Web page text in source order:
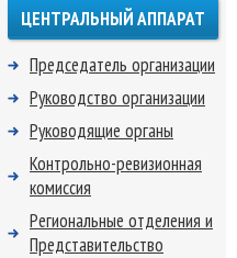
ЦЕНТРАЛЬНЫЙ АППАРАТ
Председатель организации
Руководство организации
Руководящие органы
Контрольно-ревизионная
комиссия
Региональные отделения и
Представительство